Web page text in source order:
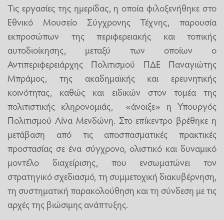
Τις εργασίες της ημερίδας, η οποία φιλοξενήθηκε στο
Εθνικό Μουσείο Σύγχρονης Τέχνης, παρουσία
εκπροσώπων της περιφερειακής και τοπικής
αυτοδιοίκησης, μεταξύ των οποίων ο
Αντιπεριφερειάρχης Πολιτισμού ΠΔΕ Παναγιώτης
Μπράμος, της ακαδημαϊκής και ερευνητικής
κοινότητας, καθώς και ειδικών στον τομέα της
πολιτιστικής κληρονομιάς, «άνοιξε» η Υπουργός
Πολιτισμού Λίνα Μενδώνη. Στο επίκεντρο βρέθηκε η
μετάβαση από τις αποσπασματικές πρακτικές
προστασίας σε ένα σύγχρονο, ολιστικό και δυναμικό
μοντέλο διαχείρισης, που ενσωματώνει τον
στρατηγικό σχεδιασμό, τη συμμετοχική διακυβέρνηση,
τη συστηματική παρακολούθηση και τη σύνδεση με τις
αρχές της βιώσιμης ανάπτυξης.